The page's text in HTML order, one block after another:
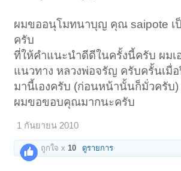
ผมขออนุโมทนาบุญ คุณ saipote เ
ครับ
ที่ให้คำแนะนำดีดีในครั้งนี้ครับ ผมเ
แนวทาง หลวงพ่อจรัญ ครับครั้นเมื่
มานี้เองครับ (ก่อนหน้านั้นก็มั่วครับ)
ผมขอขอบคุณมากนะครับ
1 กันยายน 2010
ถูกใจ x 10 ดูรายการ